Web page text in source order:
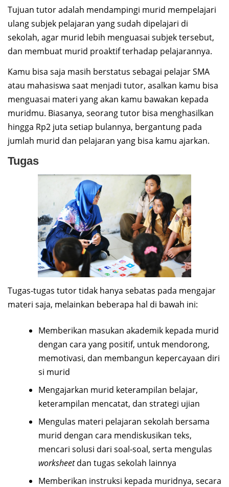
Tujuan tutor adalah mendampingi murid mempelajari
ulang subjek pelajaran yang sudah dipelajari di
sekolah, agar murid lebih menguasai subjek tersebut,
dan membuat murid proaktif terhadap pelajarannya.
Kamu bisa saja masih berstatus sebagai pelajar SMA
atau mahasiswa saat menjadi tutor, asalkan kamu bisa
menguasai materi yang akan kamu bawakan kepada
muridmu. Biasanya, seorang tutor bisa menghasilkan
hingga Rp2 juta setiap bulannya, bergantung pada
jumlah murid dan pelajaran yang bisa kamu ajarkan.
Tugas
Tugas-tugas tutor tidak hanya sebatas pada mengajar
materi saja, melainkan beberapa hal di bawah ini:
Memberikan masukan akademik kepada murid
dengan cara yang positif, untuk mendorong,
memotivasi, dan membangun kepercayaan diri
si murid
Mengajarkan murid keterampilan belajar,
keterampilan mencatat, dan strategi ujian
Mengulas materi pelajaran sekolah bersama
murid dengan cara mendiskusikan teks,
mencari solusi dari soal-soal, serta mengulas
worksheetdan tugas sekolah lainnya
Memberikan instruksi kepada muridnya, secara